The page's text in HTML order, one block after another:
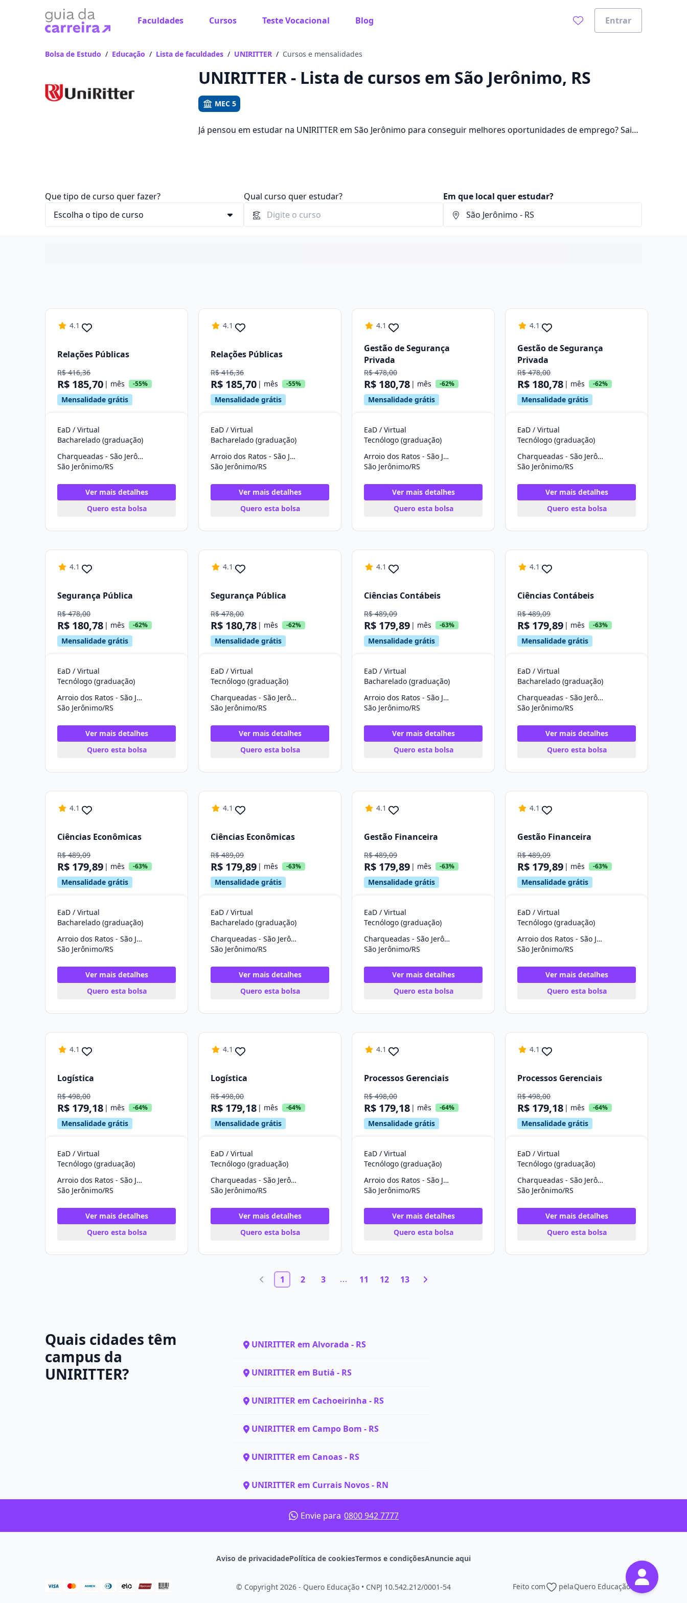
Faculdades Cursos Teste Vocacional Blog Entrar
Vamos te guiar no caminho ideal para seus estudos
Bolsa de Estudo / Educação / Lista de faculdades / UNIRITTER / Cursos e mensalidades
UNIRITTER - Lista de cursos em São Jerônimo, RS
MEC 5
Já pensou em estudar na UNIRITTER em São Jerônimo para conseguir melhores oportunidades de emprego? Saiba
Que tipo de curso quer fazer? Qual curso quer estudar? Em que local quer estudar?
4.1
Relações Públicas
R$ 416,36
R$ 185,70 | mês -55%
Mensalidade grátis
EaD / Virtual
Bacharelado (graduação)
Charqueadas - São Jerônimo
São Jerônimo/RS
Ver mais detalhes
Quero esta bolsa
4.1
Relações Públicas
R$ 416,36
R$ 185,70 | mês -55%
Mensalidade grátis
EaD / Virtual
Bacharelado (graduação)
Arroio dos Ratos - São Jerônimo
São Jerônimo/RS
Ver mais detalhes
Quero esta bolsa
4.1
Gestão de Segurança
Privada
R$ 478,00
R$ 180,78 | mês -62%
Mensalidade grátis
EaD / Virtual
Tecnólogo (graduação)
Arroio dos Ratos - São Jerônimo
São Jerônimo/RS
Ver mais detalhes
Quero esta bolsa
4.1
Gestão de Segurança
Privada
R$ 478,00
R$ 180,78 | mês -62%
Mensalidade grátis
EaD / Virtual
Tecnólogo (graduação)
Charqueadas - São Jerônimo
São Jerônimo/RS
Ver mais detalhes
Quero esta bolsa
4.1
Segurança Pública
R$ 478,00
R$ 180,78 | mês -62%
Mensalidade grátis
EaD / Virtual
Tecnólogo (graduação)
Arroio dos Ratos - São Jerônimo
São Jerônimo/RS
Ver mais detalhes
Quero esta bolsa
4.1
Segurança Pública
R$ 478,00
R$ 180,78 | mês -62%
Mensalidade grátis
EaD / Virtual
Tecnólogo (graduação)
Charqueadas - São Jerônimo
São Jerônimo/RS
Ver mais detalhes
Quero esta bolsa
4.1
Ciências Contábeis
R$ 489,09
R$ 179,89 | mês -63%
Mensalidade grátis
EaD / Virtual
Bacharelado (graduação)
Arroio dos Ratos - São Jerônimo
São Jerônimo/RS
Ver mais detalhes
Quero esta bolsa
4.1
Ciências Contábeis
R$ 489,09
R$ 179,89 | mês -63%
Mensalidade grátis
EaD / Virtual
Bacharelado (graduação)
Charqueadas - São Jerônimo
São Jerônimo/RS
Ver mais detalhes
Quero esta bolsa
4.1
Ciências Econômicas
R$ 489,09
R$ 179,89 | mês -63%
Mensalidade grátis
EaD / Virtual
Bacharelado (graduação)
Arroio dos Ratos - São Jerônimo
São Jerônimo/RS
Ver mais detalhes
Quero esta bolsa
4.1
Ciências Econômicas
R$ 489,09
R$ 179,89 | mês -63%
Mensalidade grátis
EaD / Virtual
Bacharelado (graduação)
Charqueadas - São Jerônimo
São Jerônimo/RS
Ver mais detalhes
Quero esta bolsa
4.1
Gestão Financeira
R$ 489,09
R$ 179,89 | mês -63%
Mensalidade grátis
EaD / Virtual
Tecnólogo (graduação)
Charqueadas - São Jerônimo
São Jerônimo/RS
Ver mais detalhes
Quero esta bolsa
4.1
Gestão Financeira
R$ 489,09
R$ 179,89 | mês -63%
Mensalidade grátis
EaD / Virtual
Tecnólogo (graduação)
Arroio dos Ratos - São Jerônimo
São Jerônimo/RS
Ver mais detalhes
Quero esta bolsa
4.1
Logística
R$ 498,00
R$ 179,18 | mês -64%
Mensalidade grátis
EaD / Virtual
Tecnólogo (graduação)
Arroio dos Ratos - São Jerônimo
São Jerônimo/RS
Ver mais detalhes
Quero esta bolsa
4.1
Logística
R$ 498,00
R$ 179,18 | mês -64%
Mensalidade grátis
EaD / Virtual
Tecnólogo (graduação)
Charqueadas - São Jerônimo
São Jerônimo/RS
Ver mais detalhes
Quero esta bolsa
4.1
Processos Gerenciais
R$ 498,00
R$ 179,18 | mês -64%
Mensalidade grátis
EaD / Virtual
Tecnólogo (graduação)
Arroio dos Ratos - São Jerônimo
São Jerônimo/RS
Ver mais detalhes
Quero esta bolsa
4.1
Processos Gerenciais
R$ 498,00
R$ 179,18 | mês -64%
Mensalidade grátis
EaD / Virtual
Tecnólogo (graduação)
Charqueadas - São Jerônimo
São Jerônimo/RS
Ver mais detalhes
Quero esta bolsa
1 2 3 11 12 13
Quais cidades têm
campus da
UNIRITTER?
UNIRITTER em Alvorada - RS
UNIRITTER em Butiá - RS
UNIRITTER em Cachoeirinha - RS
UNIRITTER em Campo Bom - RS
UNIRITTER em Canoas - RS
UNIRITTER em Currais Novos - RN
Envie para 0800 942 7777
Aviso de privacidadePolítica de cookiesTermos e condiçõesAnuncie aqui
© Copyright 2026 - Quero Educação • CNPJ 10.542.212/0001-54 Feito com pelaQuero Educação